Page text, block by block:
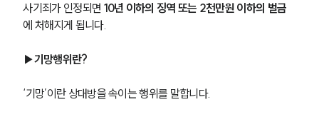
사기죄가 인정되면 10년 이하의 징역 또는 2천만원 이하의 벌금
에 처해지게 됩니다.
▶기망행위란?
‘기망’이란 상대방을 속이는 행위를 말합니다.